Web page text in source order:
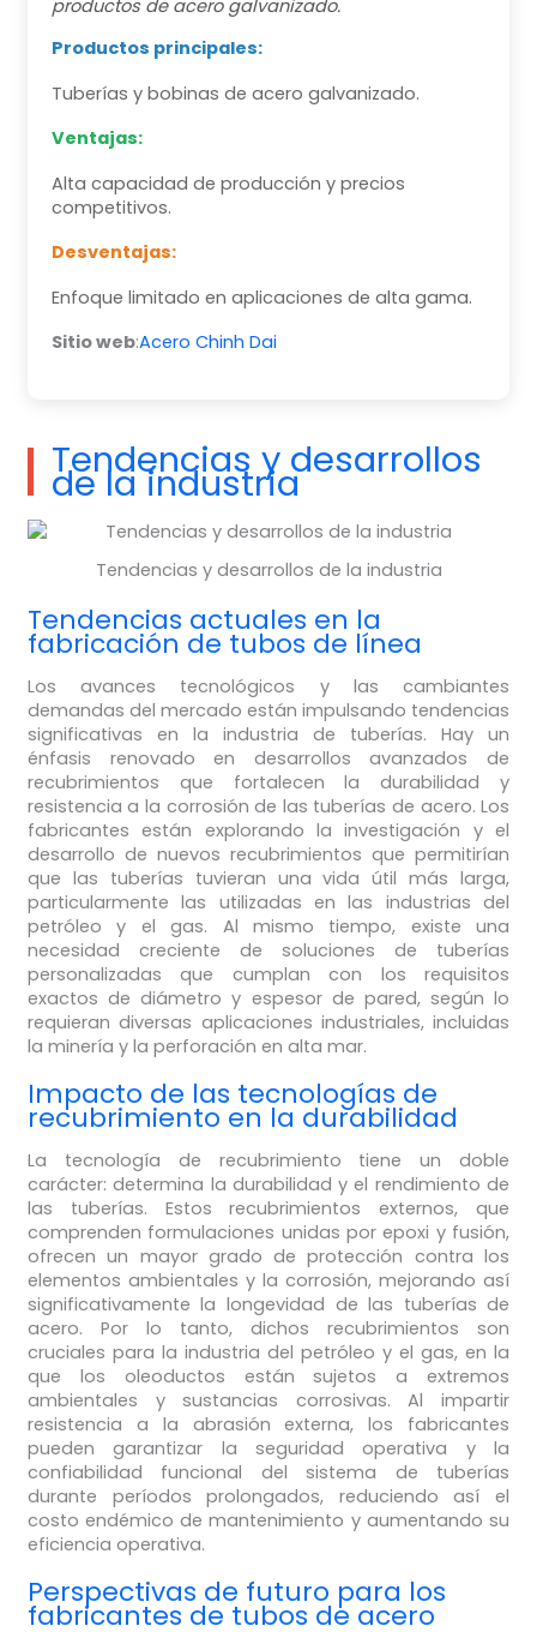
productos de acero galvanizado.
Productos principales:
Tuberías y bobinas de acero galvanizado.
Ventajas:
Alta capacidad de producción y precios
competitivos.
Desventajas:
Enfoque limitado en aplicaciones de alta gama.
Sitio web:Acero Chinh Dai
Tendencias y desarrollos
de la industria
Tendencias y desarrollos de la industria
Tendencias actuales en la
fabricación de tubos de línea
Los avances tecnológicos y las cambiantes
demandas del mercado están impulsando tendencias
significativas en la industria de tuberías. Hay un
énfasis renovado en desarrollos avanzados de
recubrimientos que fortalecen la durabilidad y
resistencia a la corrosión de las tuberías de acero. Los
fabricantes están explorando la investigación y el
desarrollo de nuevos recubrimientos que permitirían
que las tuberías tuvieran una vida útil más larga,
particularmente las utilizadas en las industrias del
petróleo y el gas. Al mismo tiempo, existe una
necesidad creciente de soluciones de tuberías
personalizadas que cumplan con los requisitos
exactos de diámetro y espesor de pared, según lo
requieran diversas aplicaciones industriales, incluidas
la minería y la perforación en alta mar.
Impacto de las tecnologías de
recubrimiento en la durabilidad
La tecnología de recubrimiento tiene un doble
carácter: determina la durabilidad y el rendimiento de
las tuberías. Estos recubrimientos externos, que
comprenden formulaciones unidas por epoxi y fusión,
ofrecen un mayor grado de protección contra los
elementos ambientales y la corrosión, mejorando así
significativamente la longevidad de las tuberías de
acero. Por lo tanto, dichos recubrimientos son
cruciales para la industria del petróleo y el gas, en la
que los oleoductos están sujetos a extremos
ambientales y sustancias corrosivas. Al impartir
resistencia a la abrasión externa, los fabricantes
pueden garantizar la seguridad operativa y la
confiabilidad funcional del sistema de tuberías
durante períodos prolongados, reduciendo así el
costo endémico de mantenimiento y aumentando su
eficiencia operativa.
Perspectivas de futuro para los
fabricantes de tubos de acero